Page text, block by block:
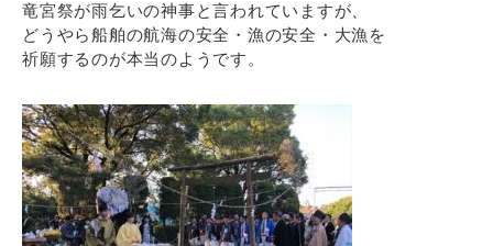
竜宮祭が雨乞いの神事と言われていますが、
どうやら船舶の航海の安全・漁の安全・大漁を
祈願するのが本当のようです。